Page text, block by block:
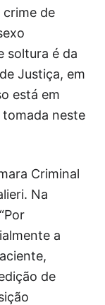
crime de
soltura é da
Justiça, em
está em
neste
Criminal
Na
a
de